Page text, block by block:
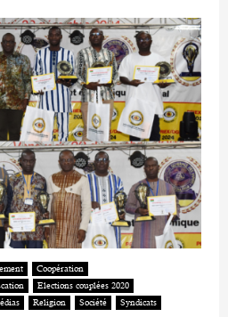
Coopération
Elections couplées 2020
Religion Société Syndicats